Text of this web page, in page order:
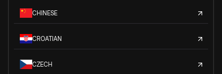
CHINESE
CROATIAN
CZECH